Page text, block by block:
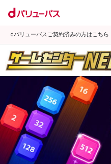
dバリューパスご契約済みの方はこちら